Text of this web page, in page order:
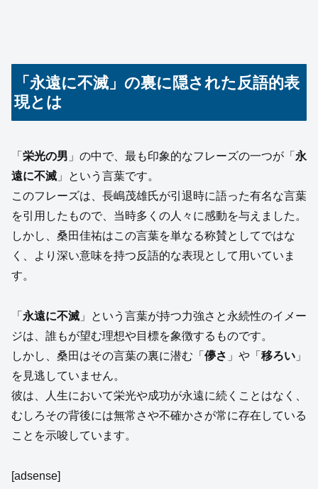
「永遠に不滅」の裏に隠された反語的表
現とは
「 栄光の男 」の中で、最も印象的なフレーズの一つが「 永
遠に不滅 」という言葉です。
このフレーズは、長嶋茂雄氏が引退時に語った有名な言葉
を引用したもので、当時多くの人々に感動を与えました。
しかし、桑田佳祐はこの言葉を単なる称賛としてではな
く、より深い意味を持つ反語的な表現として用いていま
す。
「 永遠に不滅 」という言葉が持つ力強さと永続性のイメー
ジは、誰もが望む理想や目標を象徴するものです。
しかし、桑田はその言葉の裏に潜む「 儚さ 」や「 移ろい 」
を見逃していません。
彼は、人生において栄光や成功が永遠に続くことはなく、
むしろその背後には無常さや不確かさが常に存在している
ことを示唆しています。
[adsense]